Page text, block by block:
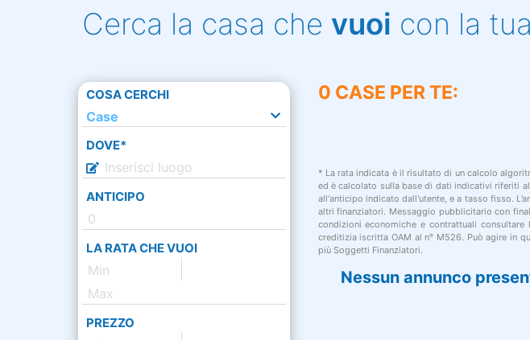
Cerca la casa che vuoi con la
Nessun annunco
COSA CERCHI
Case
DOVE*
ANTICIPO
LA RATA CHE VUOI
PREZZO
0 CASE PER TE:
* La rata indicata è il risultato di un calcolo
ed è calcolato sulla base di dati indicativi riferiti
all'anticipo indicato dall'utente, e a tasso fisso.
altri finanziatori. Messaggio pubblicitario con
condizioni economiche e contrattuali
creditizia iscritta OAM al n° M526. Può agire in
più Soggetti Finanziatori.